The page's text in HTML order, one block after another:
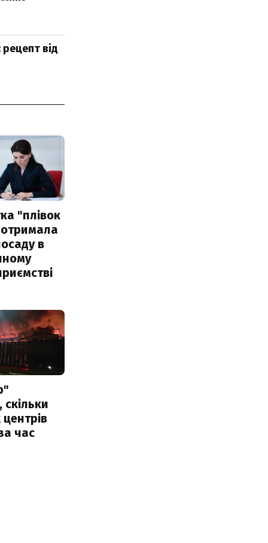
від
"плівок
в
скільки
час